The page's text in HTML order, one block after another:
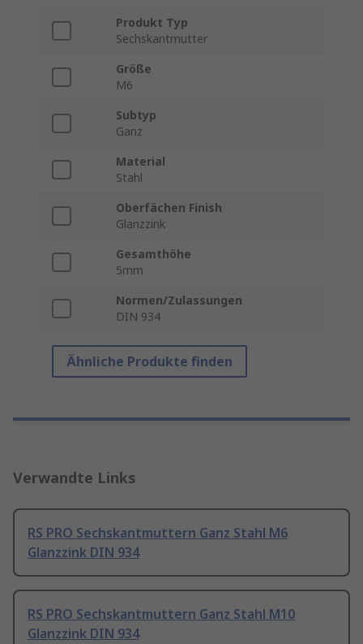
Produkt Typ
Sechskantmutter
Größe
M6
Subtyp
Ganz
Material
Stahl
Oberfächen Finish
Glanzzink
Gesamthöhe
5mm
Normen/Zulassungen
DIN 934
Ähnliche Produkte finden
Verwandte Links
RS PRO Sechskantmuttern Ganz Stahl M6
Glanzzink DIN 934
RS PRO Sechskantmuttern Ganz Stahl M10
Glanzzink DIN 934